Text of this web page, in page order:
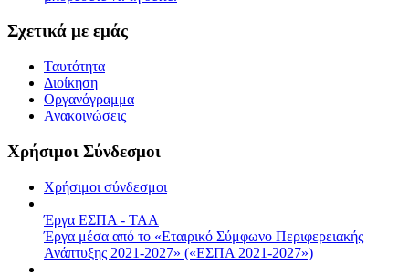
Σχετικά με εμάς
Ταυτότητα
Διοίκηση
Οργανόγραμμα
Ανακοινώσεις
Χρήσιμοι Σύνδεσμοι
Χρήσιμοι σύνδεσμοι
Έργα ΕΣΠΑ - ΤΑΑ
Έργα μέσα από το «Εταιρικό Σύμφωνο Περιφερειακής
Ανάπτυξης 2021-2027» («ΕΣΠΑ 2021-2027»)